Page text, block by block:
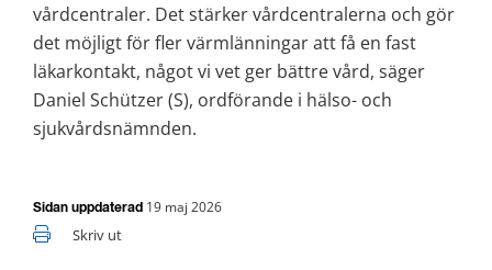
vårdcentraler. Det stärker vårdcentralerna och gör
det möjligt för fler värmlänningar att få en fast
läkarkontakt, något vi vet ger bättre vård, säger
Daniel Schützer (S), ordförande i hälso- och
sjukvårdsnämnden.
Sidan uppdaterad 19 maj 2026
Skriv ut